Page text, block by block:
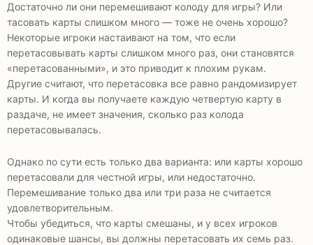
Достаточно ли они перемешивают колоду для игры? Или
тасовать карты слишком много — тоже не очень хорошо?
Некоторые игроки настаивают на том, что если
перетасовывать карты слишком много раз, они становятся
«перетасованными», и это приводит к плохим рукам.
Другие считают, что перетасовка все равно рандомизирует
карты. И когда вы получаете каждую четвертую карту в
раздаче, не имеет значения, сколько раз колода
перетасовывалась.
Однако по сути есть только два варианта: или карты хорошо
перетасовали для честной игры, или недостаточно.
Перемешивание только два или три раза не считается
удовлетворительным.
Чтобы убедиться, что карты смешаны, и у всех игроков
одинаковые шансы, вы должны перетасовать их семь раз.